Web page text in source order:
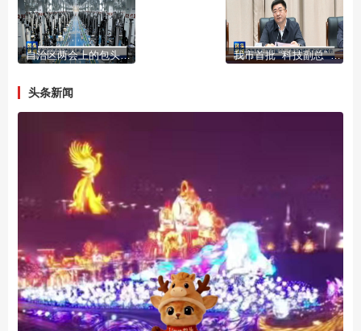
自治区两会上的包头声音 我市首批 “科技副总” “产业教授”进行成果展示
头条新闻